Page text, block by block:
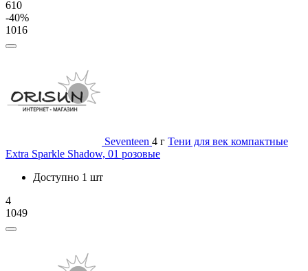
610
-40%
1016
Seventeen 4 г Тени для век компактные
Extra Sparkle Shadow, 01 розовые
Доступно 1 шт
4
1049